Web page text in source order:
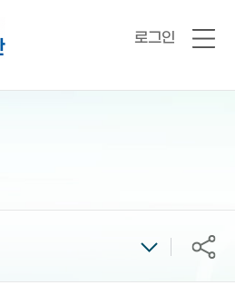
로그인
전
공유